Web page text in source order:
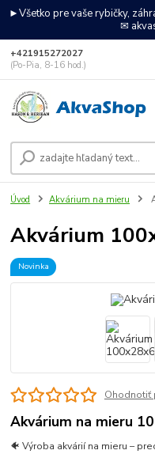
►Všetko pre vaše rybičky,
✉
+421915272027
(Po-Pia, 8-16 hod.)
Úvod Akvárium na mieru
Akvárium
Novinka
Ohodnotiť
Akvárium na mieru
🐠 Výroba akvárií na mieru –